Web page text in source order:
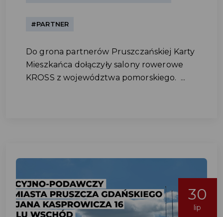
#PARTNER
Do grona partnerów Pruszczańskiej Karty
Mieszkańca dołączyły salony rowerowe
KROSS z województwa pomorskiego. ...
30
lip